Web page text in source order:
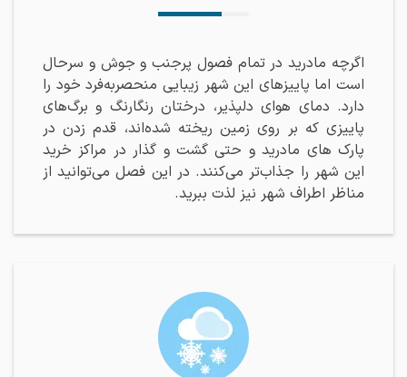
اگرچه مادرید در تمام فصول پرجنب و جوش و سرحال
است اما پاییز‌های این شهر زیبایی منحصربه‌فرد خود را
دارد. دمای هوای دلپذیر، درختان رنگارنگ و برگ‌های
پاییزی که بر روی زمین ریخته شده‌اند، قدم زدن در
پارک های مادرید و حتی گشت و گذار در مراکز خرید
این شهر را جذاب‌تر می‌کنند. در این فصل می‌توانید از
مناظر اطراف شهر نیز لذت ببرید.